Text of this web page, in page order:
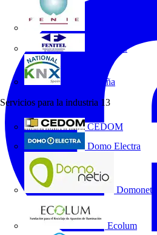
FENITEL
KNX España
Servicios para la industria 13
CEDOM
Domo Electra
Domonetio
Ecolum